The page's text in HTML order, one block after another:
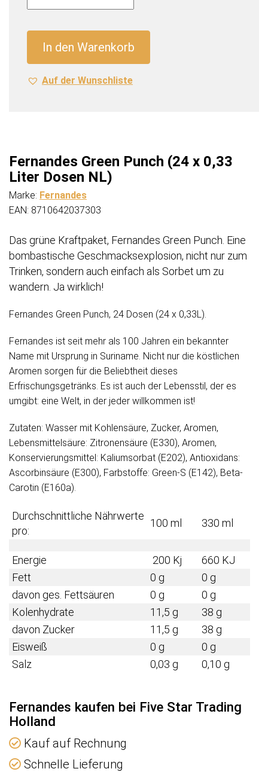
Punch
0,33
Liter
Dosen
In den Warenkorb
Auf der Wunschliste
Fernandes Green Punch (24 x 0,33
Liter Dosen NL)
Marke: Fernandes
EAN: 8710642037303
Das grüne Kraftpaket, Fernandes Green Punch. Eine
bombastische Geschmacksexplosion, nicht nur zum
Trinken, sondern auch einfach als Sorbet um zu
wandern. Ja wirklich!
Fernandes Green Punch, 24 Dosen (24 x 0,33L).
Fernandes ist seit mehr als 100 Jahren ein bekannter
Name mit Ursprung in Suriname. Nicht nur die köstlichen
Aromen sorgen für die Beliebtheit dieses
Erfrischungsgetränks. Es ist auch der Lebensstil, der es
umgibt: eine Welt, in der jeder willkommen ist!
Zutaten: Wasser mit Kohlensäure, Zucker, Aromen,
Lebensmittelsäure: Zitronensäure (E330), Aromen,
Konservierungsmittel: Kaliumsorbat (E202), Antioxidans:
Ascorbinsäure (E300), Farbstoffe: Green-S (E142), Beta-
Carotin (E160a).
Durchschnittliche Nährwerte
pro:
100 ml 330 ml
Energie 200 Kj
660 KJ
Fett
0 g
0 g
davon ges. Fettsäuren
0 g
0 g
Kolenhydrate
11,5 g
38 g
davon Zucker
11,5 g
38 g
Eisweiß
0 g
0 g
Salz
0,03 g 0,10 g
Fernandes kaufen bei Five Star Trading
Holland
Kauf auf Rechnung
Schnelle Lieferung